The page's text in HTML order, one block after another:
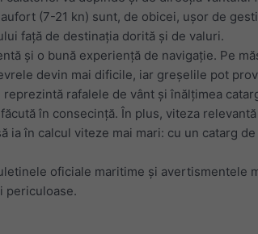
(7-21 kn) sunt, de obicei, ușor de
față de destinația dorită și de valuri.
și o bună experiență de navigație. Pe
devin mai dificile, iar greșelile pot
rafalele de vânt și înălțimea
în consecință. În plus, viteza
în calcul viteze mai mari: cu un catarg
oficiale maritime și avertismentele
periculoase.